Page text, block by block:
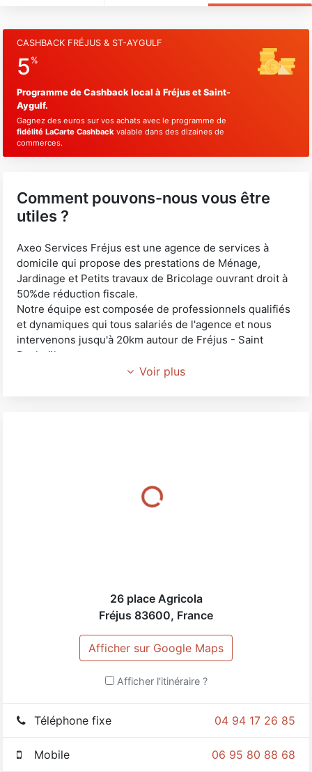
CASHBACK FRÉJUS & ST-AYGULF
5 %
Programme de Cashback local à Fréjus et Saint-
Aygulf.
Gagnez des euros sur vos achats avec le programme de
fidélité LaCarte Cashback valable dans des dizaines de
commerces.
Comment pouvons-nous vous être
utiles ?
Axeo Services Fréjus est une agence de services à
domicile qui propose des prestations de Ménage,
Jardinage et Petits travaux de Bricolage ouvrant droit à
50%de réduction fiscale.
Notre équipe est composée de professionnels qualifiés
et dynamiques qui tous salariés de l'agence et nous
intervenons jusqu'à 20km autour de Fréjus - Saint
Raphaël.
Guillaume Marcy, le responsable de l'agence se fera un
Voir plus
26 place Agricola
Fréjus 83600, France
Afficher sur Google Maps
Afficher l'itinéraire ?
04 94 17 26 85
Téléphone fixe
06 95 80 88 68
Mobile